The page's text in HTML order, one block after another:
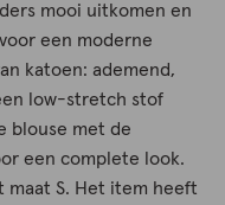
mooi uitkomen en
een moderne
katoen: ademend,
low-stretch stof
blouse met de
een complete look.
maat S. Het item heeft